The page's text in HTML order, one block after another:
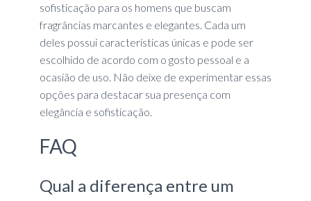
sofisticação para os homens que buscam
fragrâncias marcantes e elegantes. Cada um
deles possui características únicas e pode ser
escolhido de acordo com o gosto pessoal e a
ocasião de uso. Não deixe de experimentar essas
opções para destacar sua presença com
elegância e sofisticação.
FAQ
Qual a diferença entre um